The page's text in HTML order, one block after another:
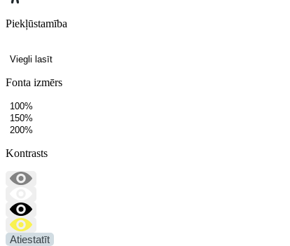
Piekļūstamība
Viegli lasīt
Fonta izmērs
100%
150%
200%
Kontrasts
Atiestatīt